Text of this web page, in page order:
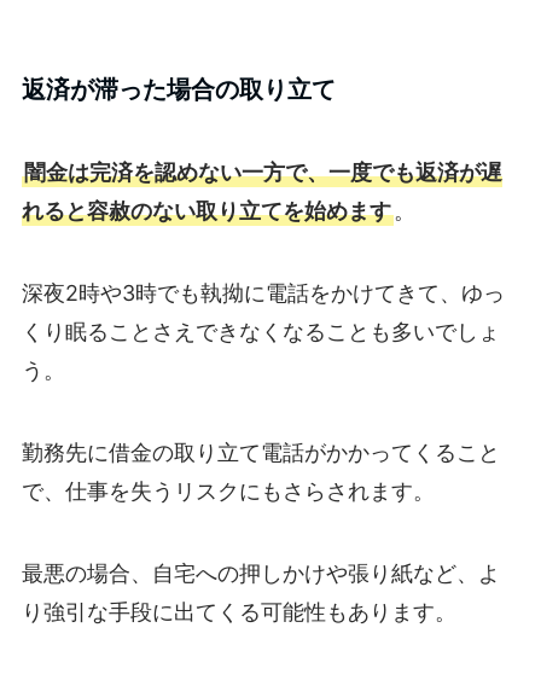
返済が滞った場合の取り立て
闇金は完済を認めない一方で、一度でも返済が遅
れると容赦のない取り立てを始めます。
深夜2時や3時でも執拗に電話をかけてきて、ゆっ
くり眠ることさえできなくなることも多いでしょ
う。
勤務先に借金の取り立て電話がかかってくること
で、仕事を失うリスクにもさらされます。
最悪の場合、自宅への押しかけや張り紙など、よ
り強引な手段に出てくる可能性もあります。